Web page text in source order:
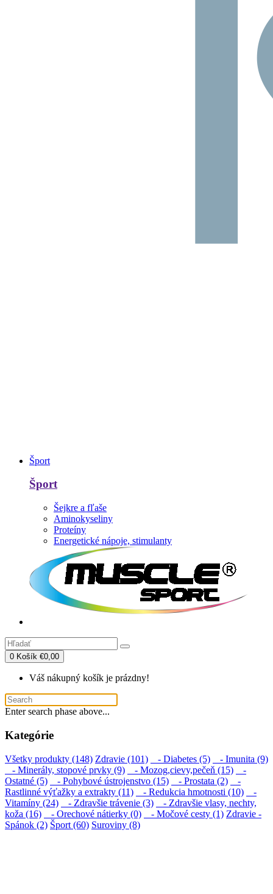
Šport
Šport
Šejkre a fľaše
Aminokyseliny
Proteíny
Energetické nápoje, stimulanty
0 Košík €0,00
Váš nákupný košík je prázdny!
Enter search phase above...
Kategórie
Všetky produkty (148) Zdravie (101) - Diabetes (5)
- Imunita (9)
- Minerály, stopové prvky (9)
- Mozog,cievy,pečeň (15)
-
Ostatné (5)
- Pohybové ústrojenstvo (15) - Prostata (2)
-
Rastlinné výťažky a extrakty (11)
- Redukcia hmotnosti (10)
-
Vitamíny (24)
- Zdravšie trávenie (3)
- Zdravšie vlasy, nechty,
koža (16)
- Orechové nátierky (0) - Močové cesty (1) Zdravie -
Spánok (2) Šport (60) Suroviny (8)